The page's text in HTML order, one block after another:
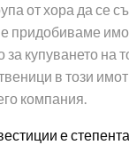
от хора да се
купуването на
в този
компания.
е